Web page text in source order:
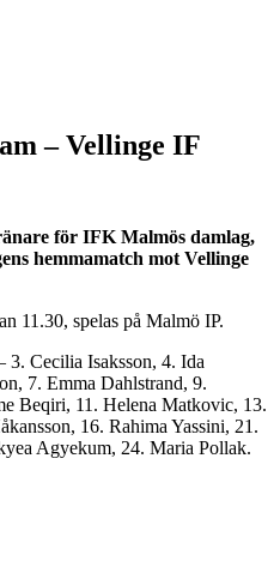
– Vellinge IF
för IFK Malmös damlag,
hemmamatch mot Vellinge
11.30, spelas på Malmö IP.
3. Cecilia Isaksson, 4. Ida
7. Emma Dahlstrand, 9.
Beqiri, 11. Helena Matkovic, 13.
16. Rahima Yassini, 21.
Agyekum, 24. Maria Pollak.